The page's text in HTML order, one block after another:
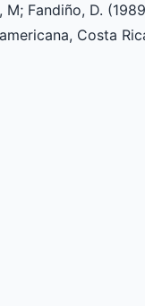
M; Fandiño, D.
Costa